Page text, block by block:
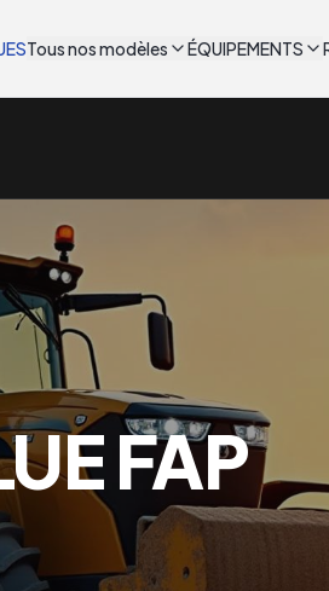
Tous nos modèles ÉQUIPEMENTS
FAP